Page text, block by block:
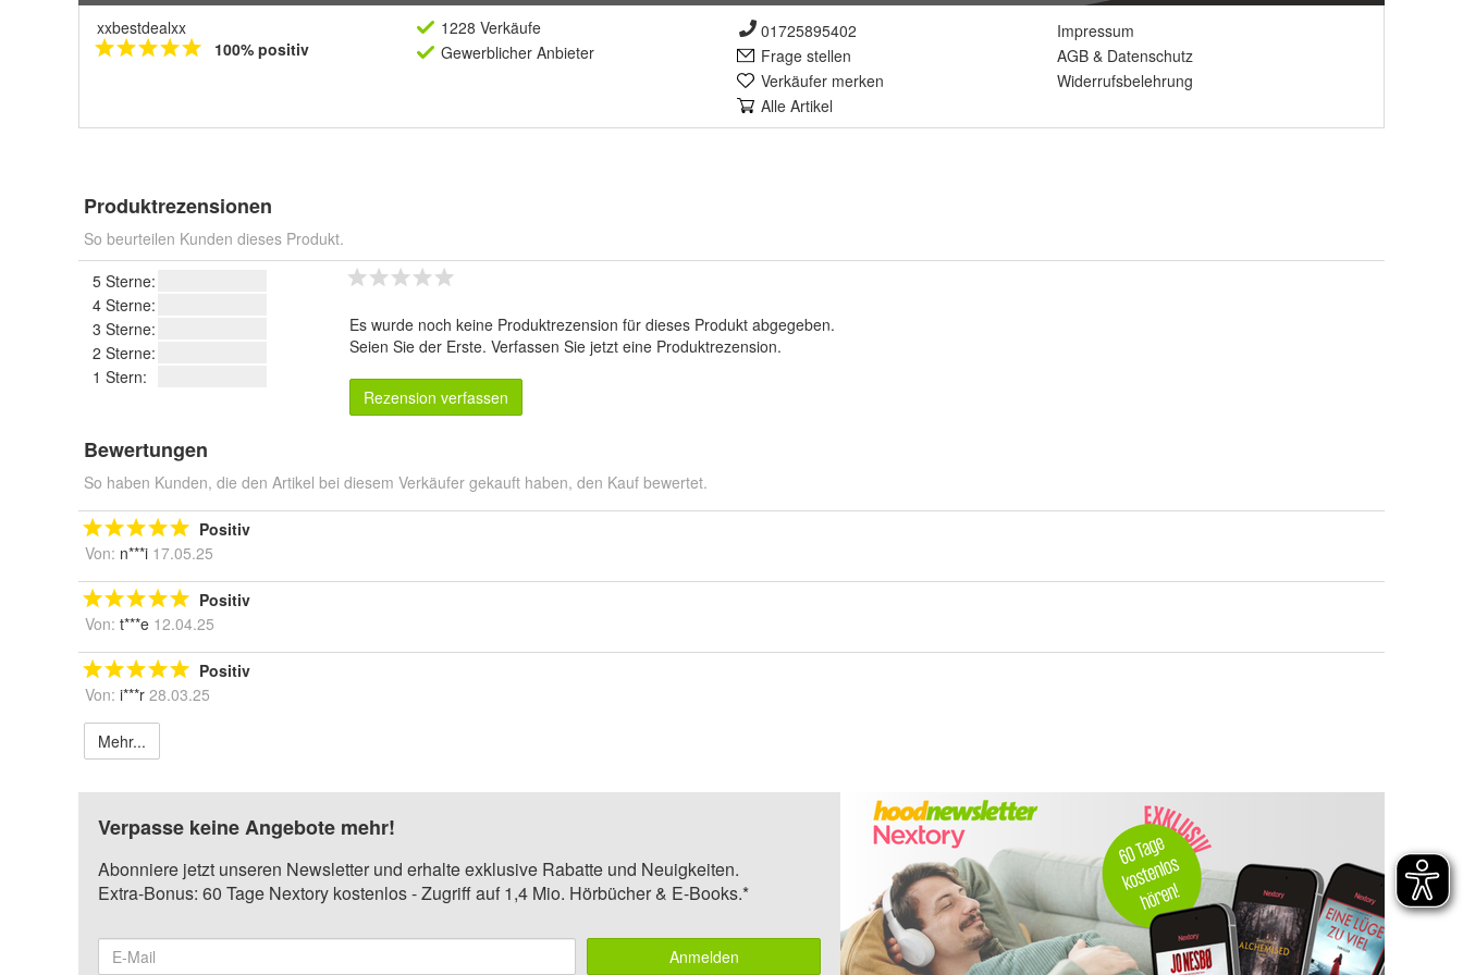
xxbestdealxx
100% positiv
1228 Verkäufe
Gewerblicher Anbieter
01725895402
Frage stellen
Verkäufer merken
Alle Artikel
Impressum
AGB & Datenschutz
Widerrufsbelehrung
Produktrezensionen
So beurteilen Kunden dieses Produkt.
5 Sterne:
4 Sterne:
3 Sterne:
2 Sterne:
1 Stern:
Es wurde noch keine Produktrezension für dieses Produkt abgegeben.
Seien Sie der Erste. Verfassen Sie jetzt eine Produktrezension.
Rezension verfassen
Bewertungen
So haben Kunden, die den Artikel bei diesem Verkäufer gekauft haben, den Kauf bewertet.
Positiv
Von: n***i 17.05.25
Positiv
Von: t***e 12.04.25
Positiv
Von: i***r 28.03.25
Mehr...
Verpasse keine Angebote mehr!
Abonniere jetzt unseren Newsletter und erhalte exklusive Rabatte und Neuigkeiten.
Extra-Bonus: 60 Tage Nextory kostenlos - Zugriff auf 1,4 Mio. Hörbücher & E-Books.*
Anmelden